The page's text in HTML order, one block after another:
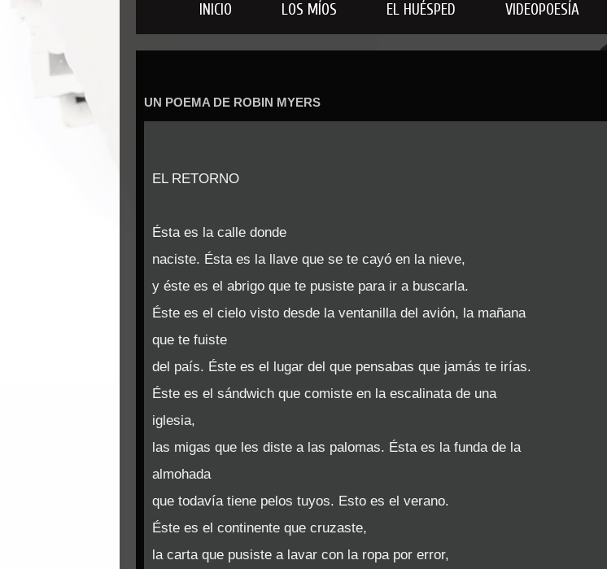
INICIO LOS MÍOS EL HUÉSPED VIDEOPOESÍA
UN POEMA DE ROBIN MYERS
EL RETORNO
Ésta es la calle donde
naciste. Ésta es la llave que se te cayó en la nieve,
y éste es el abrigo que te pusiste para ir a buscarla.
Éste es el cielo visto desde la ventanilla del avión, la mañana
que te fuiste
del país. Éste es el lugar del que pensabas que jamás te irías.
Éste es el sándwich que comiste en la escalinata de una
iglesia,
las migas que les diste a las palomas. Ésta es la funda de la
almohada
que todavía tiene pelos tuyos. Esto es el verano.
Éste es el continente que cruzaste,
la carta que pusiste a lavar con la ropa por error,